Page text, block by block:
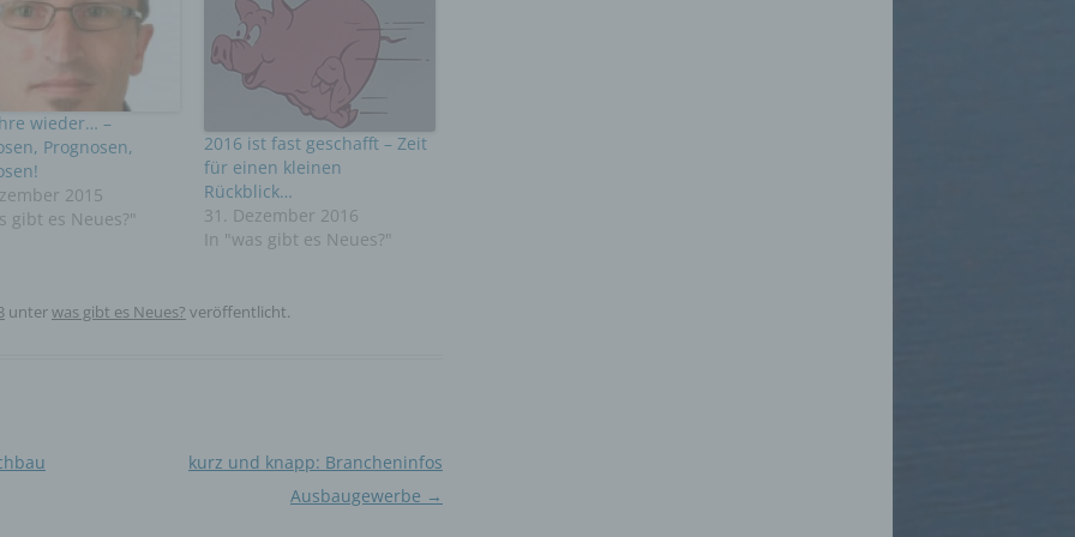
wieder… –
Prognosen,
2015
gibt es Neues?"
2016 ist fast geschafft – Zeit
für einen kleinen
Rückblick…
31. Dezember 2016
In "was gibt es Neues?"
unterwas gibt es Neues? veröffentlicht.
kurz und knapp: Brancheninfos
Ausbaugewerbe →
ist die Verarbeitung personenbezogener Daten in einer Weise,
die personenbezogenen Daten ohne Hinzuziehung zusätzlicher
nicht mehr einer spezifischen betroffenen Person zugeordnet werden
sofern diese zusätzlichen Informationen gesondert aufbewahrt werden und
und organisatorischen Maßnahmen unterliegen, die gewährleisten,
personenbezogenen Daten nicht einer identifizierten oder identifizierbaren
Person zugewiesen werden.
oder für die Verarbeitung Verantwortlicher
oder für die Verarbeitung Verantwortlicher ist die natürliche oder
Daten entscheidet. Sind die Zwecke und Mittel dieser
ist eine natürliche oder juristische Person, Behörde, Einrichtung